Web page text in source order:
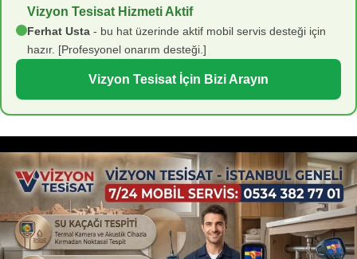
Vizyon Tesisat Hizmeti Aktif
Ferhat Usta - bu hat üzerinde aktif mobil servis desteği için
hazır. [Profesyonel onarım desteği.]
Vizyon Tesisat İçin Bizi Arayın